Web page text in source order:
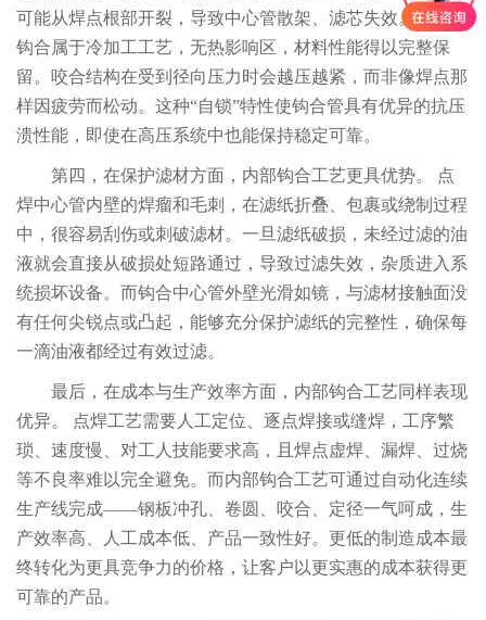
可能从焊点根部开裂，导致中心管散架、滤芯失效。而内部
钩合属于冷加工工艺，无热影响区，材料性能得以完整保
留。咬合结构在受到径向压力时会越压越紧，而非像焊点那
样因疲劳而松动。这种“自锁”特性使钩合管具有优异的抗压
溃性能，即使在高压系统中也能保持稳定可靠。
第四，在保护滤材方面，内部钩合工艺更具优势。 点
焊中心管内壁的焊瘤和毛刺，在滤纸折叠、包裹或绕制过程
中，很容易刮伤或刺破滤材。一旦滤纸破损，未经过滤的油
液就会直接从破损处短路通过，导致过滤失效，杂质进入系
统损坏设备。而钩合中心管外壁光滑如镜，与滤材接触面没
有任何尖锐点或凸起，能够充分保护滤纸的完整性，确保每
一滴油液都经过有效过滤。
最后，在成本与生产效率方面，内部钩合工艺同样表现
优异。 点焊工艺需要人工定位、逐点焊接或缝焊，工序繁
琐、速度慢、对工人技能要求高，且焊点虚焊、漏焊、过烧
等不良率难以完全避免。而内部钩合工艺可通过自动化连续
生产线完成——钢板冲孔、卷圆、咬合、定径一气呵成，生
产效率高、人工成本低、产品一致性好。更低的制造成本最
终转化为更具竞争力的价格，让客户以更实惠的成本获得更
可靠的产品。